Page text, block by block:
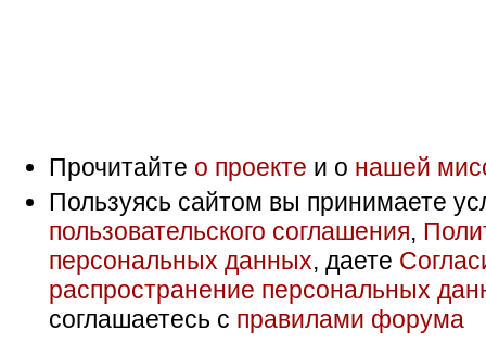
Прочитайте о проекте и о нашей
Пользуясь сайтом вы принимаете
пользовательского соглашения,
персональных данных, даете
распространение персональных
соглашаетесь с правилами форума